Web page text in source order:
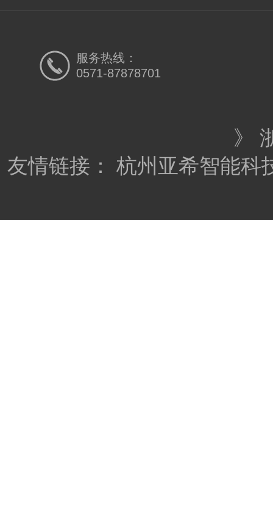
服务热线：
0571-87878701
》
友情链接： 杭州亚希智能科